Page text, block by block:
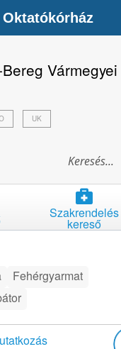
Vármegyei
UK
Szakrendelés
kereső
Fehérgyarmat
Oktatókórház